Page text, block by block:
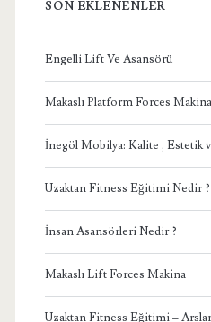
SON EKLENENLER
Engelli Lift Ve Asansörü
Makaslı Platform Forces Makina
İnegöl Mobilya: Kalite , Estetik
Uzaktan Fitness Eğitimi Nedir ?
İnsan Asansörleri Nedir ?
Makaslı Lift Forces Makina
Uzaktan Fitness Eğitimi –